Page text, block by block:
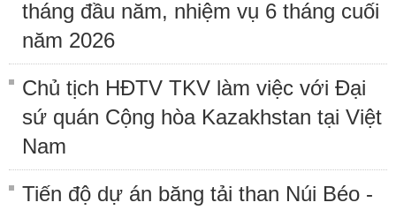
tháng đầu năm, nhiệm vụ 6 tháng cuối
năm 2026
Chủ tịch HĐTV TKV làm việc với Đại
sứ quán Cộng hòa Kazakhstan tại Việt
Nam
Tiến độ dự án băng tải than Núi Béo -